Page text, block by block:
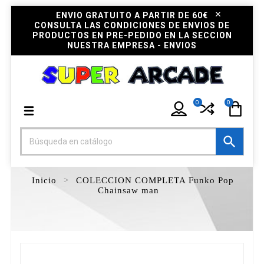
ENVIO GRATUITO A PARTIR DE 60€
CONSULTA LAS CONDICIONES DE ENVIOS DE
PRODUCTOS EN PRE-PEDIDO EN LA SECCION
NUESTRA EMPRESA - ENVIOS
0
0

Inicio
COLECCION COMPLETA Funko Pop
Chainsaw man